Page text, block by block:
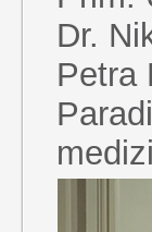
Dr.
Petra